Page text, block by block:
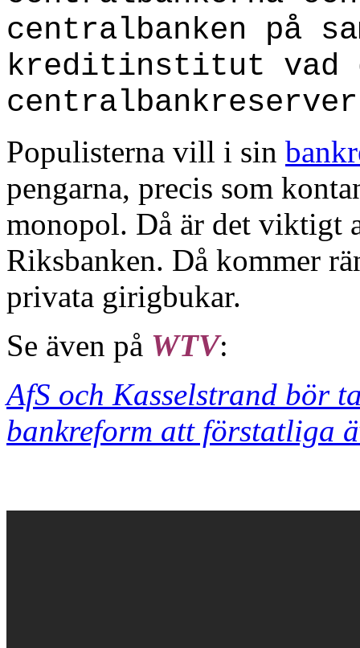
centralbanken på
kreditinstitut
Populisterna vill i sin
pengarna, precis som
monopol. Då är det viktigt
Riksbanken. Då kommer
privata girigbukar.
Se även på WTV:
AfS och Kasselstrand bör
bankreform att förstatliga